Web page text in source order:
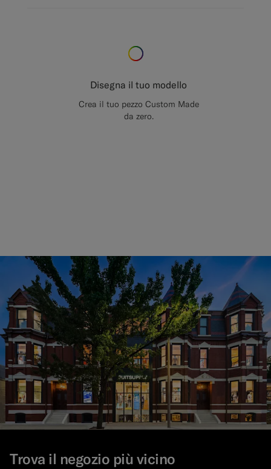
Disegna il tuo modello
Crea il tuo pezzo Custom Made
da zero.
Trova il negozio più vicino